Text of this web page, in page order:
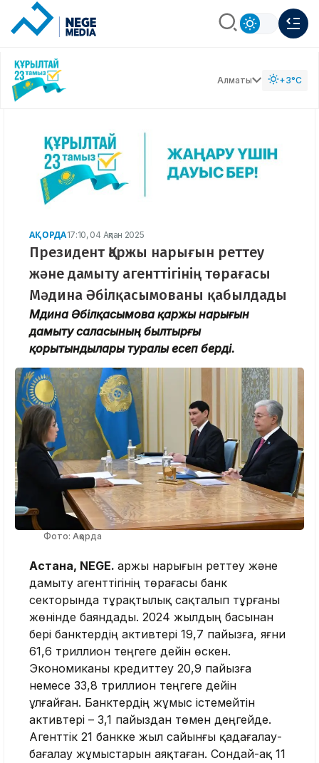
Алматы +3°C
АҚОРДА17:10, 04 Ақпан 2025
Президент Қаржы нарығын реттеу
және дамыту агенттігінің төрағасы
Мәдина Әбілқасымованы қабылдады
Мәдина Әбілқасымова қаржы нарығын
дамыту саласының былтырғы
қорытындылары туралы есеп берді.
Фото: Ақорда
Астана, NEGE. Қаржы нарығын реттеу және
дамыту агенттігінің төрағасы банк
секторында тұрақтылық сақталып тұрғаны
жөнінде баяндады. 2024 жылдың басынан
бері банктердің активтері 19,7 пайызға, яғни
61,6 триллион теңгеге дейін өскен.
Экономиканы кредиттеу 20,9 пайызға
немесе 33,8 триллион теңгеге дейін
ұлғайған. Банктердің жұмыс істемейтін
активтері – 3,1 пайыздан төмен деңгейде.
Агенттік 21 банкке жыл сайынғы қадағалау-
бағалау жұмыстарын аяқтаған. Сондай-ақ 11